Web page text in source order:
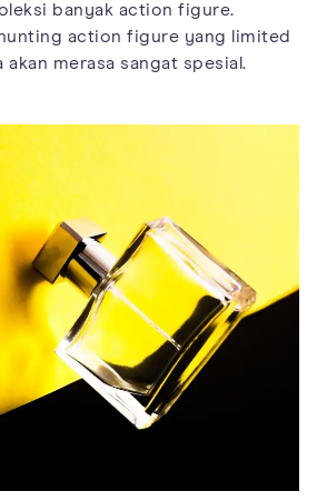
banyak action figure.
action figure yang limited
merasa sangat spesial.